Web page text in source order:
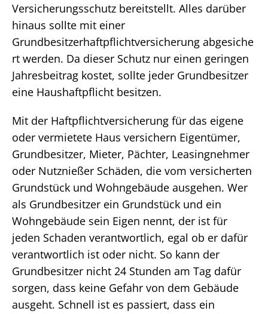
Versicherungsschutz bereitstellt. Alles darüber
hinaus sollte mit einer
Grundbesitzerhaftpflichtversicherung abgesiche
rt werden. Da dieser Schutz nur einen geringen
Jahresbeitrag kostet, sollte jeder Grundbesitzer
eine Haushaftpflicht besitzen.
Mit der Haftpflichtversicherung für das eigene
oder vermietete Haus versichern Eigentümer,
Grundbesitzer, Mieter, Pächter, Leasingnehmer
oder Nutznießer Schäden, die vom versicherten
Grundstück und Wohngebäude ausgehen. Wer
als Grundbesitzer ein Grundstück und ein
Wohngebäude sein Eigen nennt, der ist für
jeden Schaden verantwortlich, egal ob er dafür
verantwortlich ist oder nicht. So kann der
Grundbesitzer nicht 24 Stunden am Tag dafür
sorgen, dass keine Gefahr von dem Gebäude
ausgeht. Schnell ist es passiert, dass ein